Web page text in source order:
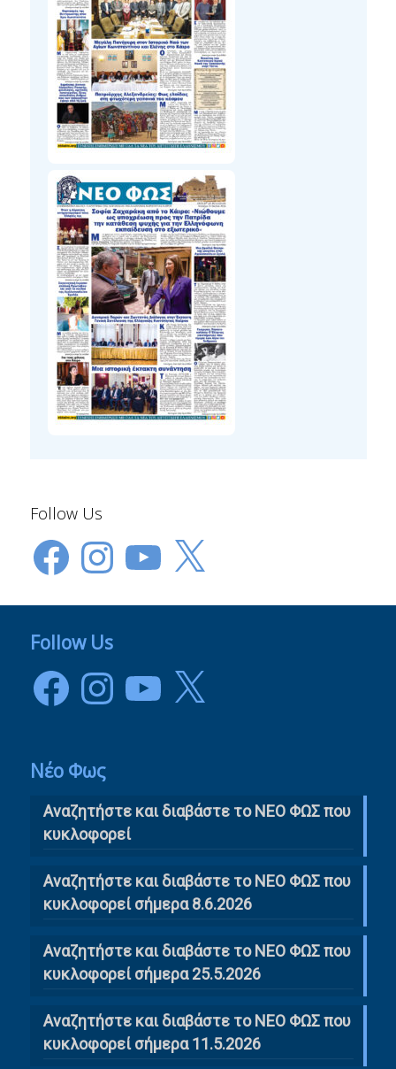
Follow Us
FacebookInstagramYouTube
X
Follow Us
FacebookInstagramYouTube
X
Νέο Φως
Αναζητήστε και διαβάστε το NΕΟ ΦΩΣ που
κυκλοφορεί
Αναζητήστε και διαβάστε το ΝΕΟ ΦΩΣ που
κυκλοφορεί σήμερα 8.6.2026
Αναζητήστε και διαβάστε το ΝΕΟ ΦΩΣ που
κυκλοφορεί σήμερα 25.5.2026
Αναζητήστε και διαβάστε το ΝΕΟ ΦΩΣ που
κυκλοφορεί σήμερα 11.5.2026